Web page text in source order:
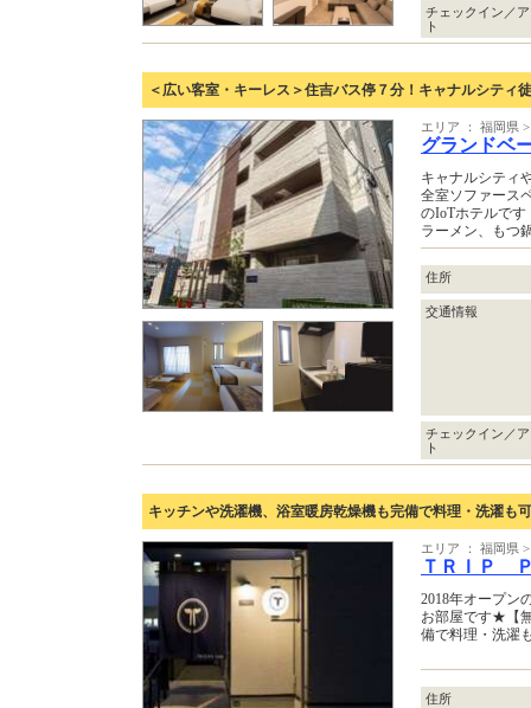
チェックイン／
ト
＜広い客室・キーレス＞住吉バス停７分！キャナルシティ
エリア ： 福岡県
グランドベ
キャナルシティ
全室ソファース
のIoTホテルです
ラーメン、もつ
住所
交通情報
チェックイン／
ト
キッチンや洗濯機、浴室暖房乾燥機も完備で料理・洗濯も
エリア ： 福岡県
ＴＲＩＰ
2018年オープン
お部屋です★【
備で料理・洗濯
住所